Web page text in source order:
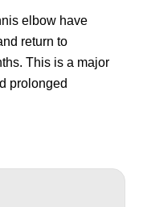
elbow have
return to
This is a major
prolonged